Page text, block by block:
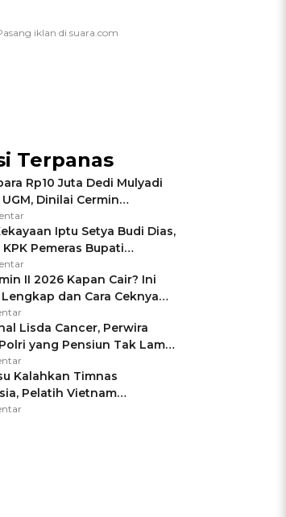
Terpanas
Rp10 Juta Dedi Mulyadi
Dinilai Cermin
Negara Jamin Keamanan
Iptu Setya Budi Dias,
Pemeras Bupati
II 2026 Kapan Cair? Ini
dan Cara Ceknya
Tidak Hangus!
Lisda Cancer, Perwira
yang Pensiun Tak Lama
Brigjen
Kalahkan Timnas
Pelatih Vietnam
Pakai Jimat di Pakansari